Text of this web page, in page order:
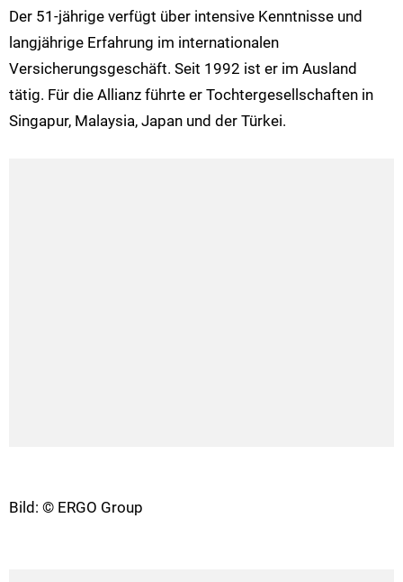
Der 51-jährige verfügt über intensive Kenntnisse und
langjährige Erfahrung im internationalen
Versicherungsgeschäft. Seit 1992 ist er im Ausland
tätig. Für die Allianz führte er Tochtergesellschaften in
Singapur, Malaysia, Japan und der Türkei.
Bild: © ERGO Group